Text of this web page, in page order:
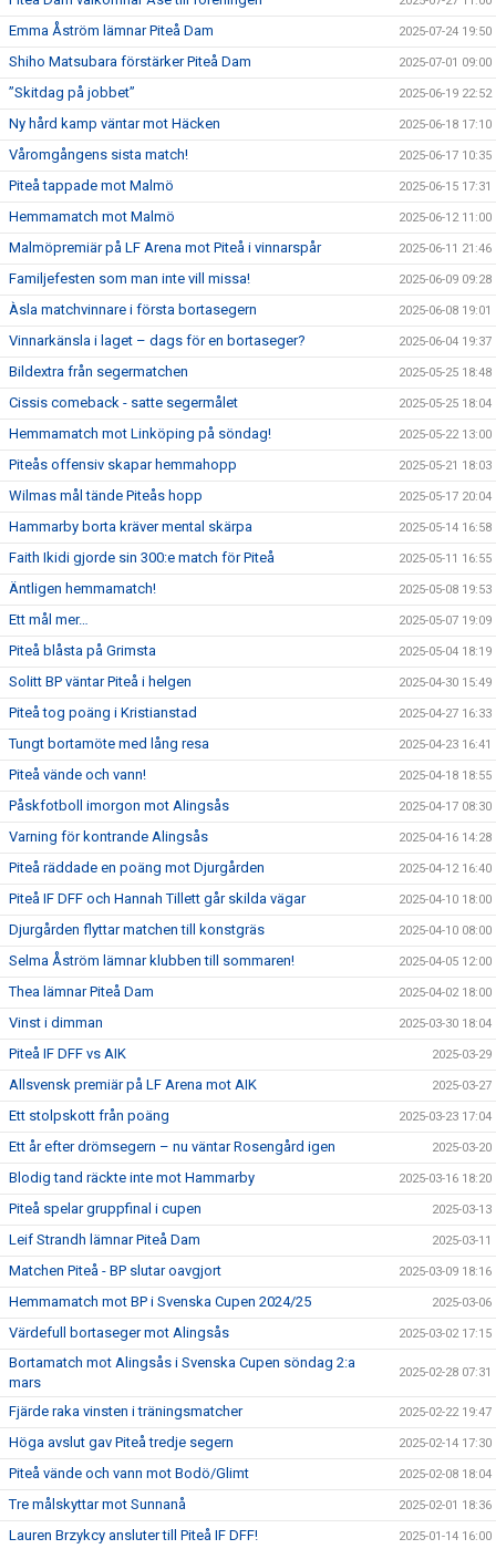
Emma Åström lämnar Piteå Dam 2025-07-24 19:50
Shiho Matsubara förstärker Piteå Dam 2025-07-01 09:00
”Skitdag på jobbet” 2025-06-19 22:52
Ny hård kamp väntar mot Häcken 2025-06-18 17:10
Våromgångens sista match! 2025-06-17 10:35
Piteå tappade mot Malmö 2025-06-15 17:31
Hemmamatch mot Malmö 2025-06-12 11:00
Malmöpremiär på LF Arena mot Piteå i vinnarspår 2025-06-11 21:46
Familjefesten som man inte vill missa! 2025-06-09 09:28
Àsla matchvinnare i första bortasegern 2025-06-08 19:01
Vinnarkänsla i laget – dags för en bortaseger? 2025-06-04 19:37
Bildextra från segermatchen 2025-05-25 18:48
Cissis comeback - satte segermålet 2025-05-25 18:04
Hemmamatch mot Linköping på söndag! 2025-05-22 13:00
Piteås offensiv skapar hemmahopp 2025-05-21 18:03
Wilmas mål tände Piteås hopp 2025-05-17 20:04
Hammarby borta kräver mental skärpa 2025-05-14 16:58
Faith Ikidi gjorde sin 300:e match för Piteå 2025-05-11 16:55
Äntligen hemmamatch! 2025-05-08 19:53
Ett mål mer… 2025-05-07 19:09
Piteå blåsta på Grimsta 2025-05-04 18:19
Solitt BP väntar Piteå i helgen 2025-04-30 15:49
Piteå tog poäng i Kristianstad 2025-04-27 16:33
Tungt bortamöte med lång resa 2025-04-23 16:41
Piteå vände och vann! 2025-04-18 18:55
Påskfotboll imorgon mot Alingsås 2025-04-17 08:30
Varning för kontrande Alingsås 2025-04-16 14:28
Piteå räddade en poäng mot Djurgården 2025-04-12 16:40
Piteå IF DFF och Hannah Tillett går skilda vägar 2025-04-10 18:00
Djurgården flyttar matchen till konstgräs 2025-04-10 08:00
Selma Åström lämnar klubben till sommaren! 2025-04-05 12:00
Thea lämnar Piteå Dam 2025-04-02 18:00
Vinst i dimman 2025-03-30 18:04
Piteå IF DFF vs AIK 2025-03-29
Allsvensk premiär på LF Arena mot AIK 2025-03-27
Ett stolpskott från poäng 2025-03-23 17:04
Ett år efter drömsegern – nu väntar Rosengård igen 2025-03-20
Blodig tand räckte inte mot Hammarby 2025-03-16 18:20
Piteå spelar gruppfinal i cupen 2025-03-13
Leif Strandh lämnar Piteå Dam 2025-03-11
Matchen Piteå - BP slutar oavgjort 2025-03-09 18:16
Hemmamatch mot BP i Svenska Cupen 2024/25 2025-03-06
Värdefull bortaseger mot Alingsås 2025-03-02 17:15
Bortamatch mot Alingsås i Svenska Cupen söndag 2:a
mars
2025-02-28 07:31
Fjärde raka vinsten i träningsmatcher 2025-02-22 19:47
Höga avslut gav Piteå tredje segern 2025-02-14 17:30
Piteå vände och vann mot Bodö/Glimt 2025-02-08 18:04
Tre målskyttar mot Sunnanå 2025-02-01 18:36
Lauren Brzykcy ansluter till Piteå IF DFF! 2025-01-14 16:00